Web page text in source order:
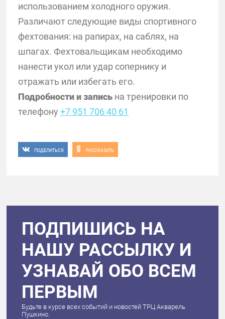
использованием холодного оружия.
Различают следующие виды спортивного
фехтования: на рапирах, на саблях, на
шпагах. Фехтовальщикам необходимо
нанести укол или удар сопернику и
отражать или избегать его.
Подробности и записьна тренировки по
телефону +7 951 706 40 61
ПОДЕЛИТЬСЯ РАССКАЗАТЬ
ПОДПИШИСЬ НА
НАШУ РАССЫЛКУ И
УЗНАВАЙ ОБО ВСЕМ
ПЕРВЫМ
Будьте в курсе всех событий и новостей ТРЦ Акварель
Пушкино.